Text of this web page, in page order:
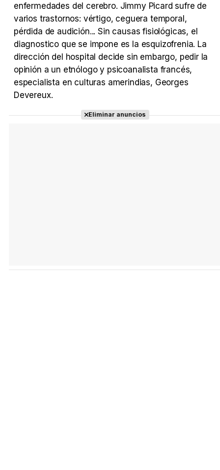
enfermedades del cerebro. Jimmy Picard sufre de
varios trastornos: vértigo, ceguera temporal,
pérdida de audición... Sin causas fisiológicas, el
diagnostico que se impone es la esquizofrenia. La
dirección del hospital decide sin embargo, pedir la
opinión a un etnólogo y psicoanalista francés,
especialista en culturas amerindias, Georges
Devereux.
Eliminar anuncios